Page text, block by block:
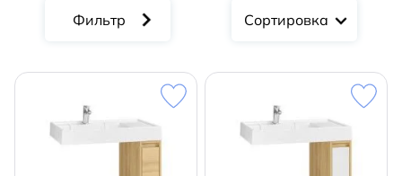
Сортировка